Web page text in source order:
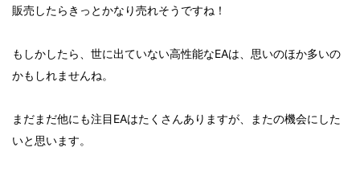
販売したらきっとかなり売れそうですね！
もしかしたら、世に出ていない高性能なEAは、思いのほか多いの
かもしれませんね。
まだまだ他にも注目EAはたくさんありますが、またの機会にした
いと思います。